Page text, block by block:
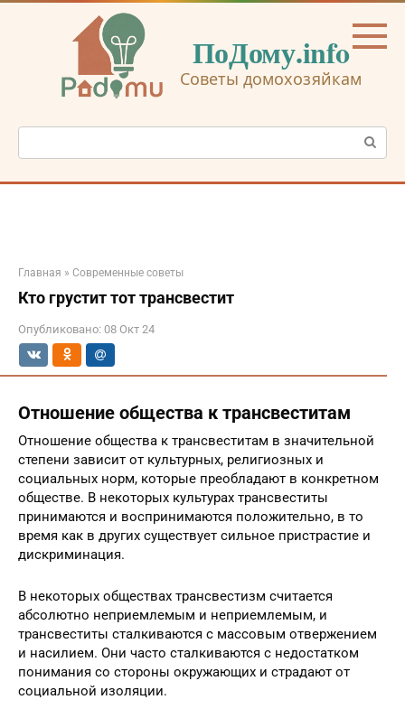
Перейти
ПоДому.info
Советы домохозяйкам
Поиск:
Главная » Современные советы
Кто грустит тот трансвестит
Опубликовано: 08 Окт 24
Отношение общества к трансвеститам
Отношение общества к трансвеститам в значительной
степени зависит от культурных, религиозных и
социальных норм, которые преобладают в конкретном
обществе. В некоторых культурах трансвеститы
принимаются и воспринимаются положительно, в то
время как в других существует сильное пристрастие и
дискриминация.
В некоторых обществах трансвестизм считается
абсолютно неприемлемым и неприемлемым, и
трансвеститы сталкиваются с массовым отвержением
и насилием. Они часто сталкиваются с недостатком
понимания со стороны окружающих и страдают от
социальной изоляции.